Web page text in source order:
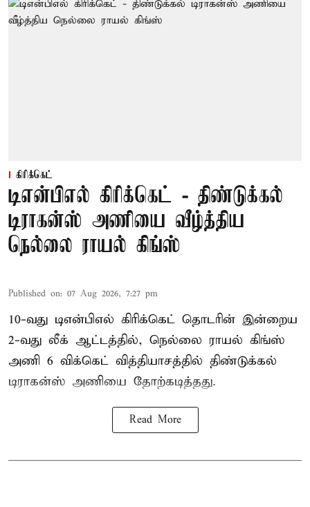
கிரிக்கெட்
டிஎன்பிஎல் கிரிக்கெட் - திண்டுக்கல்
டிராகன்ஸ் அணியை வீழ்த்திய
நெல்லை ராயல் கிங்ஸ்
Published on: 07 Aug 2026, 7:27 pm
10-வது டிஎன்பிஎல் கிரிக்கெட் தொடரின் இன்றைய
2-வது லீக் ஆட்டத்தில், நெல்லை ராயல் கிங்ஸ்
அணி 6 விக்கெட் வித்தியாசத்தில் திண்டுக்கல்
டிராகன்ஸ் அணியை தோற்கடித்தது.
Read More